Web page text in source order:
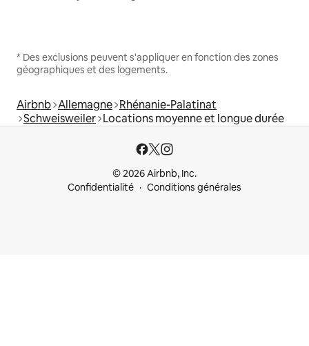
* Des exclusions peuvent s'appliquer en fonction des zones
géographiques et des logements.
Airbnb Allemagne Rhénanie-Palatinat
Schweisweiler Locations moyenne et longue durée
© 2026 Airbnb, Inc.
Confidentialité
Conditions générales